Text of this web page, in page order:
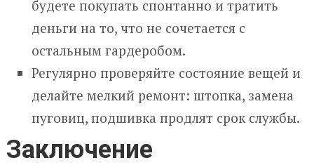
будете покупать спонтанно и тратить
деньги на то, что не сочетается с
остальным гардеробом.
Регулярно проверяйте состояние вещей и
делайте мелкий ремонт: штопка, замена
пуговиц, подшивка продлят срок службы.
Заключение